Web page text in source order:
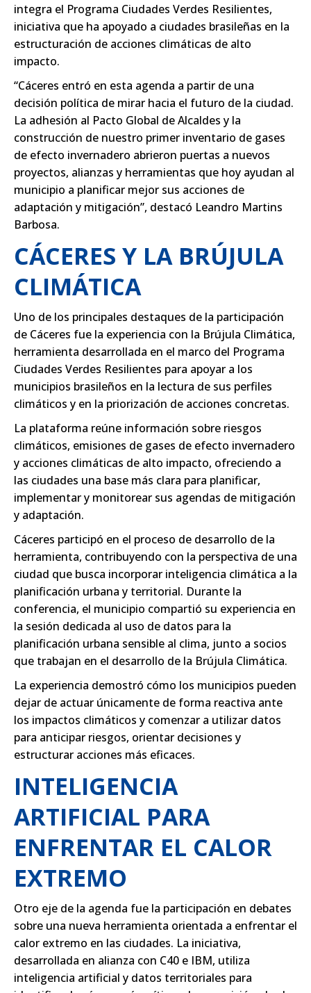
integra el Programa Ciudades Verdes Resilientes,
iniciativa que ha apoyado a ciudades brasileñas en la
estructuración de acciones climáticas de alto
impacto.
“Cáceres entró en esta agenda a partir de una
decisión política de mirar hacia el futuro de la ciudad.
La adhesión al Pacto Global de Alcaldes y la
construcción de nuestro primer inventario de gases
de efecto invernadero abrieron puertas a nuevos
proyectos, alianzas y herramientas que hoy ayudan al
municipio a planificar mejor sus acciones de
adaptación y mitigación”, destacó Leandro Martins
Barbosa.
CÁCERES Y LA BRÚJULA
CLIMÁTICA
Uno de los principales destaques de la participación
de Cáceres fue la experiencia con la Brújula Climática,
herramienta desarrollada en el marco del Programa
Ciudades Verdes Resilientes para apoyar a los
municipios brasileños en la lectura de sus perfiles
climáticos y en la priorización de acciones concretas.
La plataforma reúne información sobre riesgos
climáticos, emisiones de gases de efecto invernadero
y acciones climáticas de alto impacto, ofreciendo a
las ciudades una base más clara para planificar,
implementar y monitorear sus agendas de mitigación
y adaptación.
Cáceres participó en el proceso de desarrollo de la
herramienta, contribuyendo con la perspectiva de una
ciudad que busca incorporar inteligencia climática a la
planificación urbana y territorial. Durante la
conferencia, el municipio compartió su experiencia en
la sesión dedicada al uso de datos para la
planificación urbana sensible al clima, junto a socios
que trabajan en el desarrollo de la Brújula Climática.
La experiencia demostró cómo los municipios pueden
dejar de actuar únicamente de forma reactiva ante
los impactos climáticos y comenzar a utilizar datos
para anticipar riesgos, orientar decisiones y
estructurar acciones más eficaces.
INTELIGENCIA
ARTIFICIAL PARA
ENFRENTAR EL CALOR
EXTREMO
Otro eje de la agenda fue la participación en debates
sobre una nueva herramienta orientada a enfrentar el
calor extremo en las ciudades. La iniciativa,
desarrollada en alianza con C40 e IBM, utiliza
inteligencia artificial y datos territoriales para